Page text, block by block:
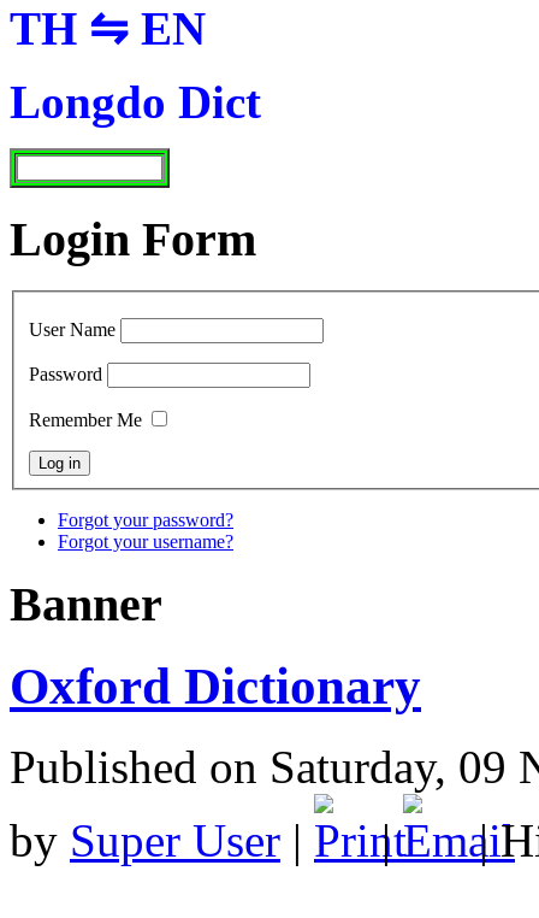
TH ⇋ EN
Longdo Dict
Login Form
User Name
Password
Remember Me
Forgot your password?
Forgot your username?
Banner
Oxford Dictionary
Published on Saturday, 09
by Super User | | |